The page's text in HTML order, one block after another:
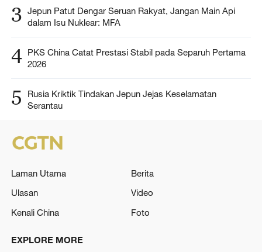
3 Jepun Patut Dengar Seruan Rakyat, Jangan Main Api
dalam Isu Nuklear: MFA
4 PKS China Catat Prestasi Stabil pada Separuh Pertama
2026
5
Rusia Kriktik Tindakan Jepun Jejas Keselamatan
Serantau
Laman Utama
Berita
Ulasan
Video
Kenali China
Foto
EXPLORE MORE